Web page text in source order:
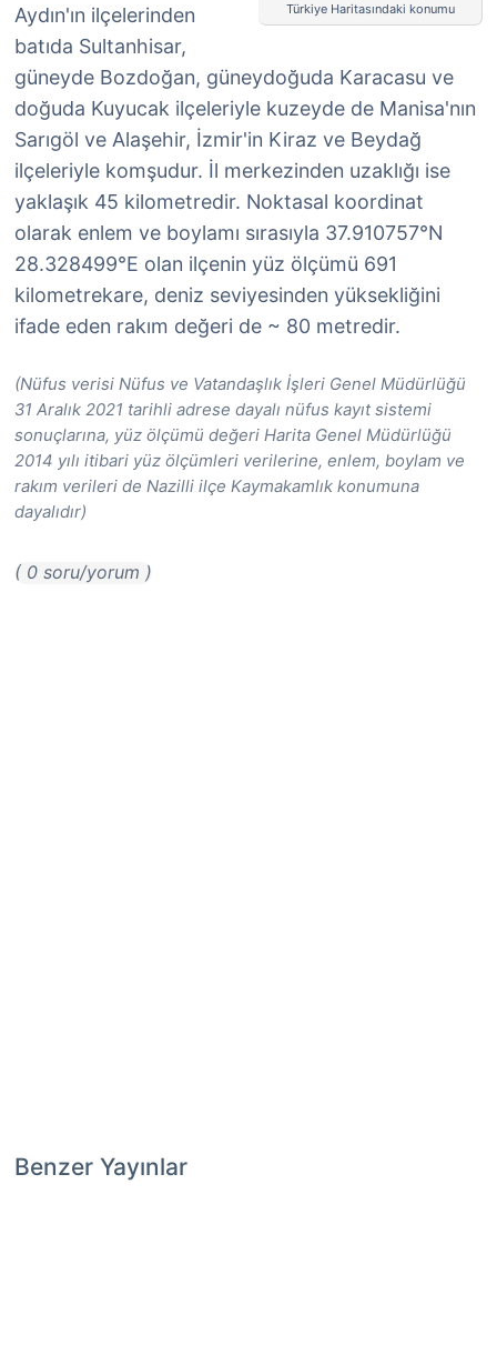
Türkiye Haritasındaki konumu
Aydın'ın ilçelerinden
batıda Sultanhisar,
güneyde Bozdoğan, güneydoğuda Karacasu ve
doğuda Kuyucak ilçeleriyle kuzeyde de Manisa'nın
Sarıgöl ve Alaşehir, İzmir'in Kiraz ve Beydağ
ilçeleriyle komşudur. İl merkezinden uzaklığı ise
yaklaşık 45 kilometredir. Noktasal koordinat
olarak enlem ve boylamı sırasıyla 37.910757°N
28.328499°E olan ilçenin yüz ölçümü 691
kilometrekare, deniz seviyesinden yüksekliğini
ifade eden rakım değeri de ~ 80 metredir.
(Nüfus verisi Nüfus ve Vatandaşlık İşleri Genel Müdürlüğü
31 Aralık 2021 tarihli adrese dayalı nüfus kayıt sistemi
sonuçlarına, yüz ölçümü değeri Harita Genel Müdürlüğü
2014 yılı itibari yüz ölçümleri verilerine, enlem, boylam ve
rakım verileri de Nazilli ilçe Kaymakamlık konumuna
dayalıdır)
( 0 soru/yorum )
Benzer Yayınlar